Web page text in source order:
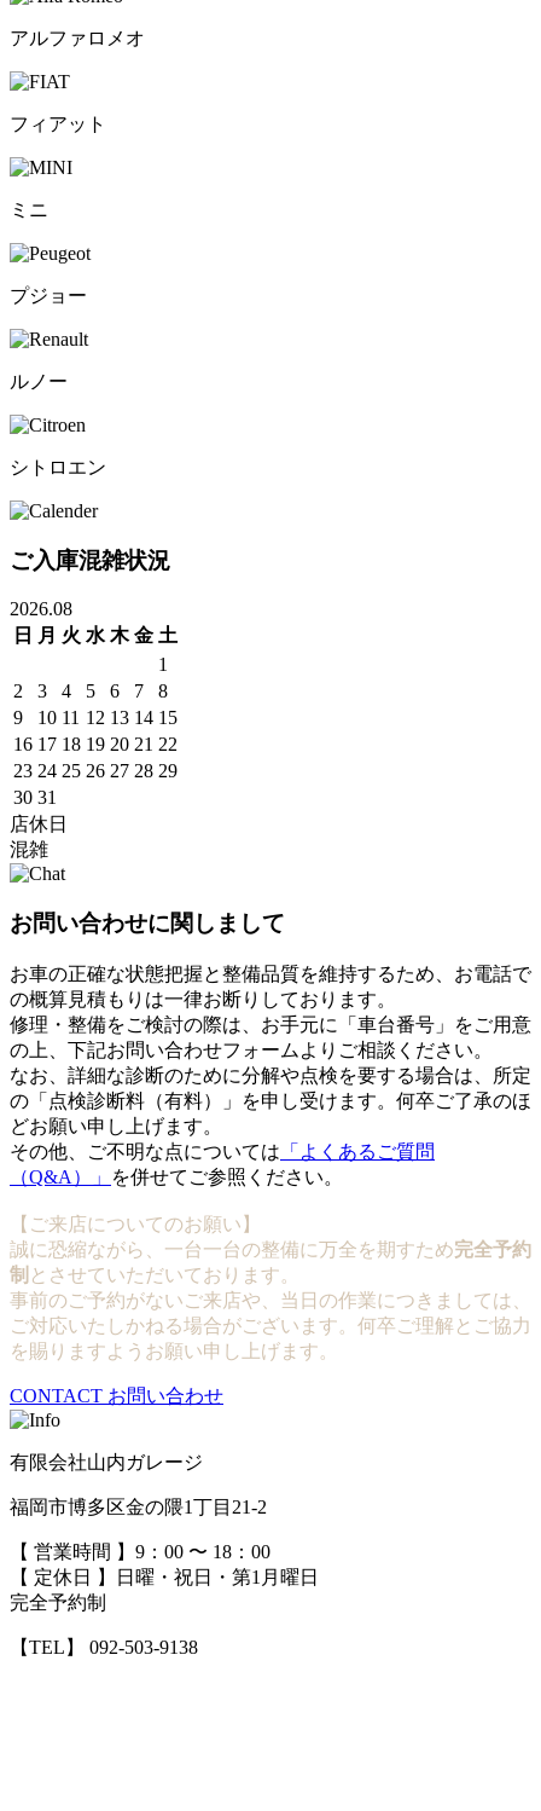
アルファロメオ
フィアット
ミニ
プジョー
ルノー
シトロエン
ご入庫混雑状況
2026.08
日
月 火 水 木 金 土
1
2
3 4 5 6 7
8
9
10 11 12 13 14 15
16 17 18 19 20 21 22
23 24 25 26 27 28 29
30 31
店休日
混雑
お問い合わせに関しまして
お車の正確な状態把握と整備品質を維持するため、お電話で
の概算見積もりは一律お断りしております。
修理・整備をご検討の際は、お手元に「車台番号」をご用意
の上、下記お問い合わせフォームよりご相談ください。
なお、詳細な診断のために分解や点検を要する場合は、所定
の「点検診断料（有料）」を申し受けます。何卒ご了承のほ
どお願い申し上げます。
その他、ご不明な点については 「よくあるご質問
（Q&A）」
を併せてご参照ください。
【ご来店についてのお願い】
誠に恐縮ながら、一台一台の整備に万全を期すため完全予約
制 とさせていただいております。
事前のご予約がないご来店や、当日の作業につきましては、
ご対応いたしかねる場合がございます。何卒ご理解とご協力
を賜りますようお願い申し上げます。
CONTACT お問い合わせ
有限会社山内ガレージ
福岡市博多区金の隈1丁目21-2
【 営業時間 】9：00 〜 18：00
【 定休日 】日曜・祝日・第1月曜日
完全予約制
【TEL】 092-503-9138